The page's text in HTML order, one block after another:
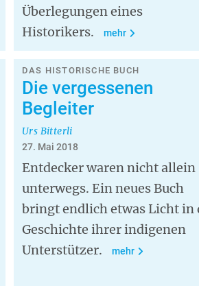
Überlegungen eines
Historikers.
mehr
DAS HISTORISCHE BUCH
Die vergessenen
Begleiter
Urs Bitterli
27. Mai 2018
Entdecker waren nicht allein
unterwegs. Ein neues Buch
bringt endlich etwas Licht in
Geschichte ihrer indigenen
Unterstützer.
mehr